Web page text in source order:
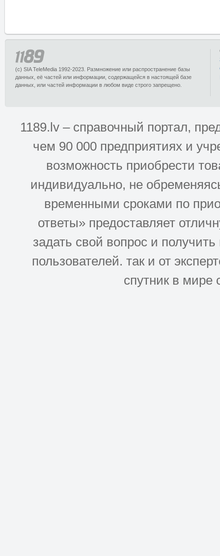
(c) SIA TeleMedia 1992-2023. Размножение или распространение базы
данных, её частей или информации, содержащейся в настоящей базе
данных, или частей информации в любом виде строго запрещено.
1189.lv – справочный портал,
чем 90 000 предприятиях и
возможность приобрести
индивидуально, не
временными сроками по
ответы» предоставляет
задать свой вопрос и
пользователей. так и от
спутник в